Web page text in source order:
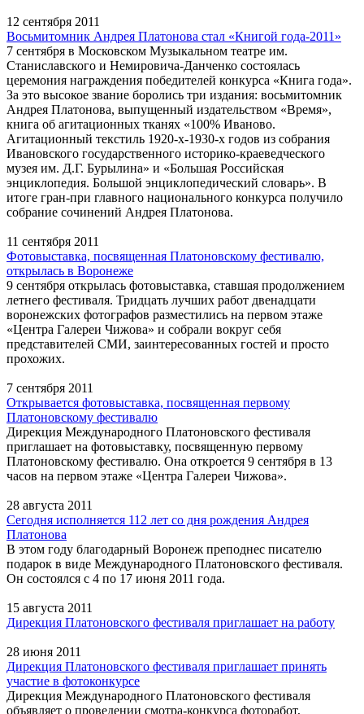
12 сентября 2011
Восьмитомник Андрея Платонова стал «Книгой года-2011»
7 сентября в Московском Музыкальном театре им.
Станиславского и Немировича-Данченко состоялась
церемония награждения победителей конкурса «Книга года».
За это высокое звание боролись три издания: восьмитомник
Андрея Платонова, выпущенный издательством «Время»,
книга об агитационных тканях «100% Иваново.
Агитационный текстиль 1920-х-1930-х годов из собрания
Ивановского государственного историко-краеведческого
музея им. Д.Г. Бурылина» и «Большая Российская
энциклопедия. Большой энциклопедический словарь». В
итоге гран-при главного национального конкурса получило
собрание сочинений Андрея Платонова.
11 сентября 2011
Фотовыставка, посвященная Платоновскому фестивалю,
открылась в Воронеже
9 сентября открылась фотовыставка, ставшая продолжением
летнего фестиваля. Тридцать лучших работ двенадцати
воронежских фотографов разместились на первом этаже
«Центра Галереи Чижова» и собрали вокруг себя
представителей СМИ, заинтересованных гостей и просто
прохожих.
7 сентября 2011
Открывается фотовыставка, посвященная первому
Платоновскому фестивалю
Дирекция Международного Платоновского фестиваля
приглашает на фотовыставку, посвященную первому
Платоновскому фестивалю. Она откроется 9 сентября в 13
часов на первом этаже «Центра Галереи Чижова».
28 августа 2011
Сегодня исполняется 112 лет со дня рождения Андрея
Платонова
В этом году благодарный Воронеж преподнес писателю
подарок в виде Международного Платоновского фестиваля.
Он состоялся с 4 по 17 июня 2011 года.
15 августа 2011
Дирекция Платоновского фестиваля приглашает на работу
28 июня 2011
Дирекция Платоновского фестиваля приглашает принять
участие в фотоконкурсе
Дирекция Международного Платоновского фестиваля
объявляет о проведении смотра-конкурса фоторабот,